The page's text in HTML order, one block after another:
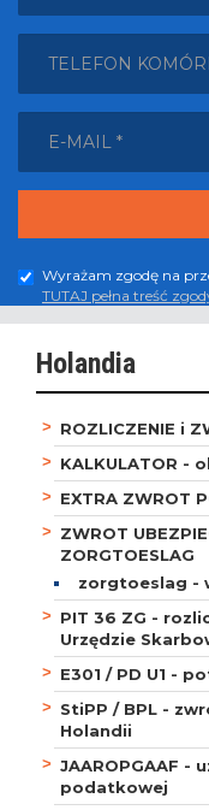
Wyrażam zgodę na
TUTAJ pełna treść
Holandia
ROZLICZENIE i
KALKULATOR -
EXTRA ZWROT
ZWROT
ZORGTOESLAG
zorgtoeslag -
PIT 36 ZG -
Urzędzie
E301 / PD U1 -
StiPP / BPL -
Holandii
JAAROPGAAF -
podatkowej